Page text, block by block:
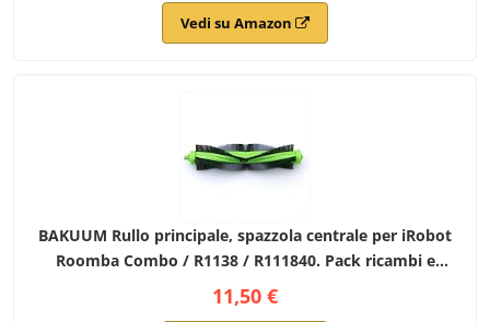
Vedi su Amazon
BAKUUM Rullo principale, spazzola centrale per iRobot
Roomba Combo / R1138 / R111840. Pack ricambi e
accessori per robot aspirapolvere. Spazzola per Roomba
11,50 €